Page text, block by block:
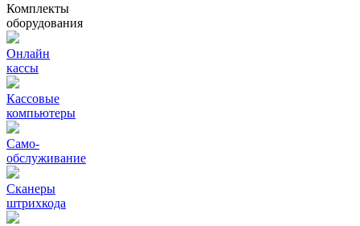
Комплекты
оборудования
Онлайн
кассы
Кассовые
компьютеры
Само-
обслуживание
Сканеры
штрихкода